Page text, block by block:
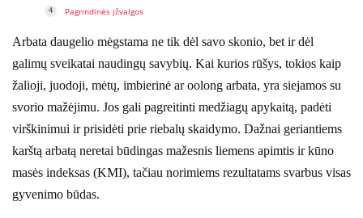
Pagrindinės įžvalgos
Arbata daugelio mėgstama ne tik dėl savo skonio, bet ir dėl
galimų sveikatai naudingų savybių. Kai kurios rūšys, tokios kaip
žalioji, juodoji, mėtų, imbierinė ar oolong arbata, yra siejamos su
svorio mažėjimu. Jos gali pagreitinti medžiagų apykaitą, padėti
virškinimui ir prisidėti prie riebalų skaidymo. Dažnai geriantiems
karštą arbatą neretai būdingas mažesnis liemens apimtis ir kūno
masės indeksas (KMI), tačiau norimiems rezultatams svarbus visas
gyvenimo būdas.